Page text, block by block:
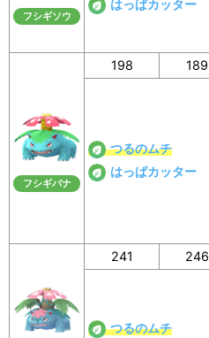
フシギソウ
はっぱカッター
フシギバナ
198 189
つるのムチ
はっぱカッター
241 246
つるのムチ